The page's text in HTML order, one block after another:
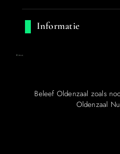
Informatie
Beleef Oldenzaal zoals
Oldenzaal